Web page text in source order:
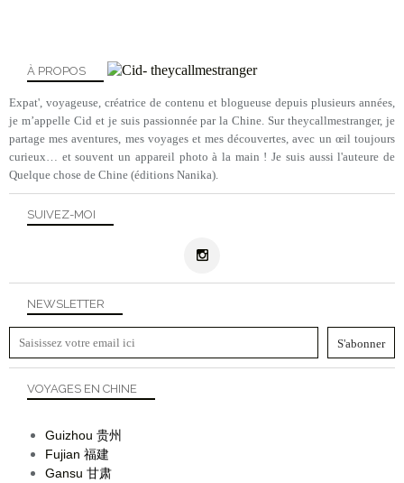
NEWSLETTER
SUIVEZ-MOI
À PROPOS
Expat', voyageuse, créatrice de contenu et blogueuse depuis plusieurs années,
je m’appelle Cid et je suis passionnée par la Chine. Sur theycallmestranger, je
partage mes aventures, mes voyages et mes découvertes, avec un œil toujours
curieux… et souvent un appareil photo à la main ! Je suis aussi l'auteure de
Quelque chose de Chine (éditions Nanika).
VOYAGES EN CHINE
Guizhou 贵州
Fujian 福建
Gansu 甘肃